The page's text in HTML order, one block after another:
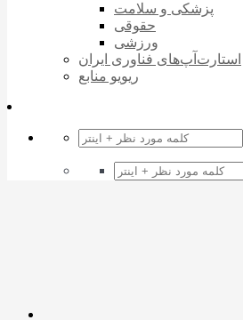
پزشکی و سلامت
حقوقی
ورزشی
استارت‌آپ‌های فناوری ایران
ریویو منابع